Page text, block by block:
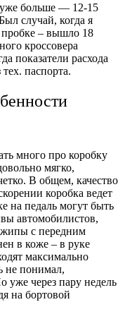
уже больше — 12-15
случай, когда я
пробке – вышло 18
кроссовера
показатели расхода
паспорта.
много про коробку
мягко,
В общем, качество
коробка ведет
на педаль могут быть
автомобилистов,
с передним
в коже – в руке
максимально
не понимал,
уже через пару недель
на бортовой